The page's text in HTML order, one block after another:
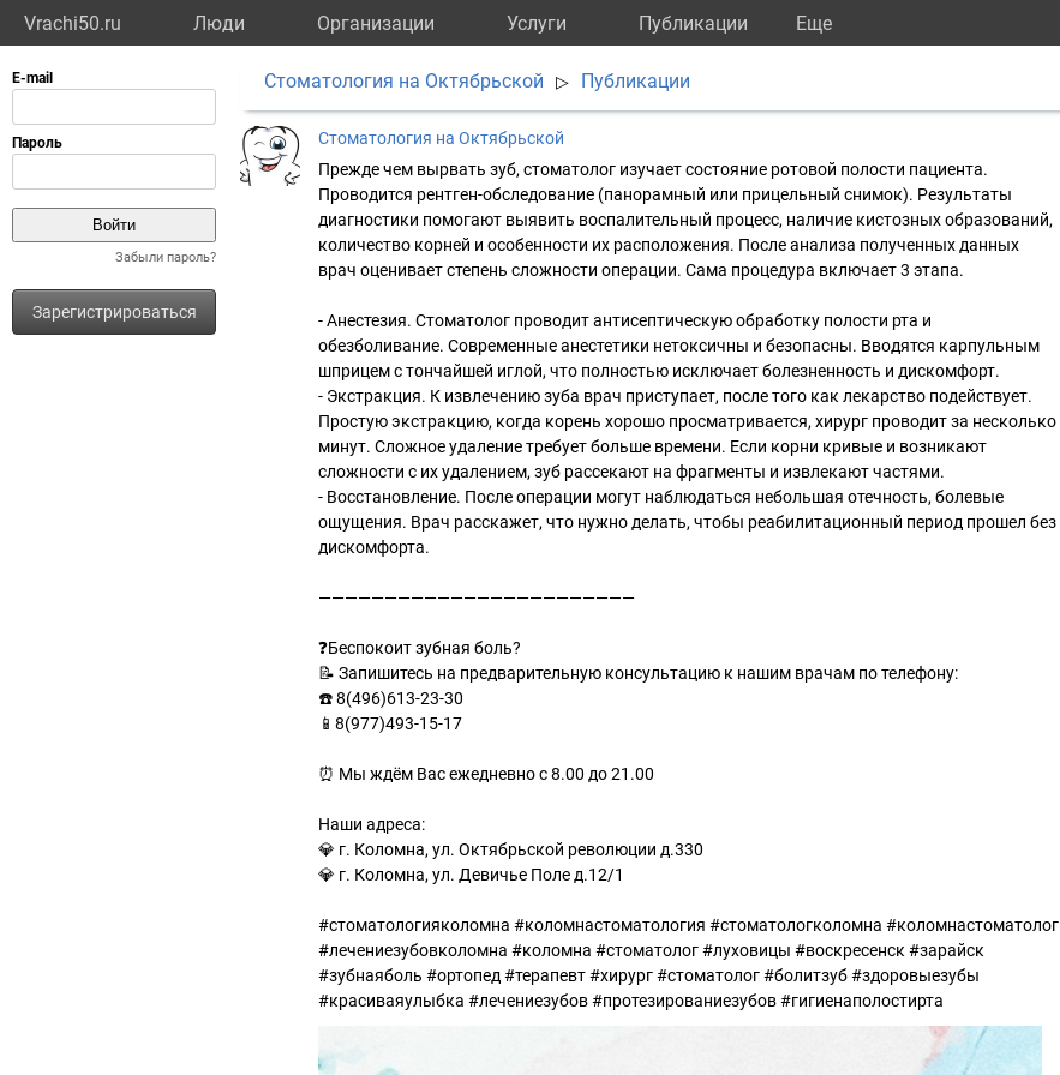
Vrachi50.ru Люди Организации Услуги Публикации Eще
Забыли пароль?
Зарегистрироваться
Стоматология на Октябрьской ▷ Публикации
Стоматология на Октябрьской
Прежде чем вырвать зуб, стоматолог изучает состояние ротовой полости пациента.
Проводится рентген-обследование (панорамный или прицельный снимок). Результаты
диагностики помогают выявить воспалительный процесс, наличие кистозных образований,
количество корней и особенности их расположения. После анализа полученных данных
врач оценивает степень сложности операции. Сама процедура включает 3 этапа.
- Анестезия. Стоматолог проводит антисептическую обработку полости рта и
обезболивание. Современные анестетики нетоксичны и безопасны. Вводятся карпульным
шприцем с тончайшей иглой, что полностью исключает болезненность и дискомфорт.
- Экстракция. К извлечению зуба врач приступает, после того как лекарство подействует.
Простую экстракцию, когда корень хорошо просматривается, хирург проводит за несколько
минут. Сложное удаление требует больше времени. Если корни кривые и возникают
сложности с их удалением, зуб рассекают на фрагменты и извлекают частями.
- Восстановление. После операции могут наблюдаться небольшая отечность, болевые
ощущения. Врач расскажет, что нужно делать, чтобы реабилитационный период прошел без
дискомфорта.
————————————————————————
❓Беспокоит зубная боль?
📝 Запишитесь на предварительную консультацию к нашим врачам по телефону:
☎️ 8(496)613-23-30
📱8(977)493-15-17
⏰ Мы ждём Вас ежедневно с 8.00 до 21.00
Наши адреса:
💎 г. Коломна, ул. Октябрьской революции д.330
💎 г. Коломна, ул. Девичье Поле д.12/1
#стоматологияколомна #коломнастоматология #стоматологколомна #коломнастоматолог
#лечениезубовколомна #коломна #стоматолог #луховицы #воскресенск #зарайск
#зубнаяболь #ортопед #терапевт #хирург #стоматолог #болитзуб #здоровыезубы
#красиваяулыбка #лечениезубов #протезированиезубов #гигиенаполостирта